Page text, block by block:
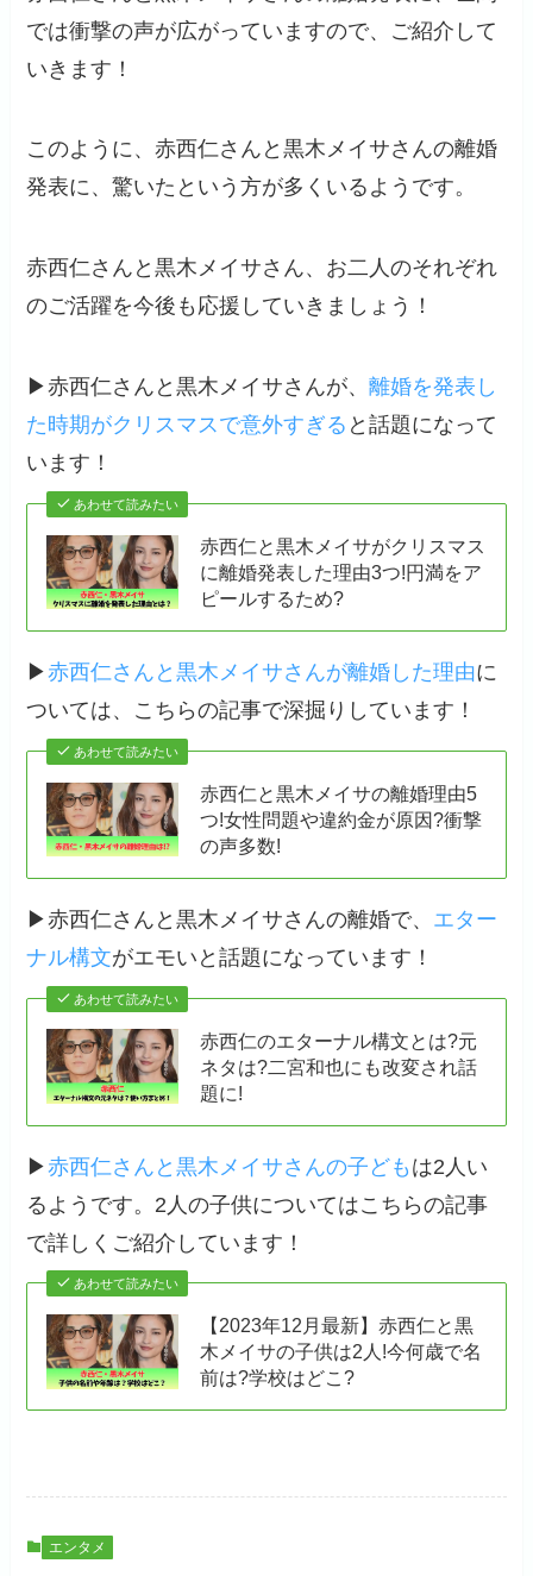
では衝撃の声が広がっていますので、ご紹介して
いきます！
このように、赤西仁さんと黒木メイサさんの離婚
発表に、驚いたという方が多くいるようです。
赤西仁さんと黒木メイサさん、お二人のそれぞれ
のご活躍を今後も応援していきましょう！
▶赤西仁さんと黒木メイサさんが、離婚を発表し
た時期がクリスマスで意外すぎる と話題になって
います！
あわせて読みたい
赤西仁と黒木メイサがクリスマス
に離婚発表した理由3つ!円満をア
ピールするため?
▶赤西仁さんと黒木メイサさんが離婚した理由に
ついては、こちらの記事で深掘りしています！
あわせて読みたい
赤西仁と黒木メイサの離婚理由5
つ!女性問題や違約金が原因?衝撃
の声多数!
▶赤西仁さんと黒木メイサさんの離婚で、 エター
ナル構文がエモいと話題になっています！
あわせて読みたい
赤西仁のエターナル構文とは?元
ネタは?二宮和也にも改変され話
題に!
▶赤西仁さんと黒木メイサさんの子ども は2人い
るようです。2人の子供についてはこちらの記事
で詳しくご紹介しています！
あわせて読みたい
【2023年12月最新】赤西仁と黒
木メイサの子供は2人!今何歳で名
前は?学校はどこ?
エンタメ